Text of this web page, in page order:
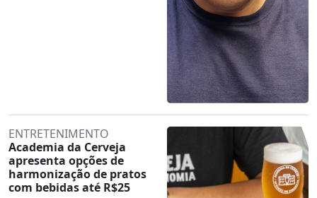
ENTRETENIMENTO
Academia da Cerveja
apresenta opções de
harmonização de pratos
com bebidas até R$25